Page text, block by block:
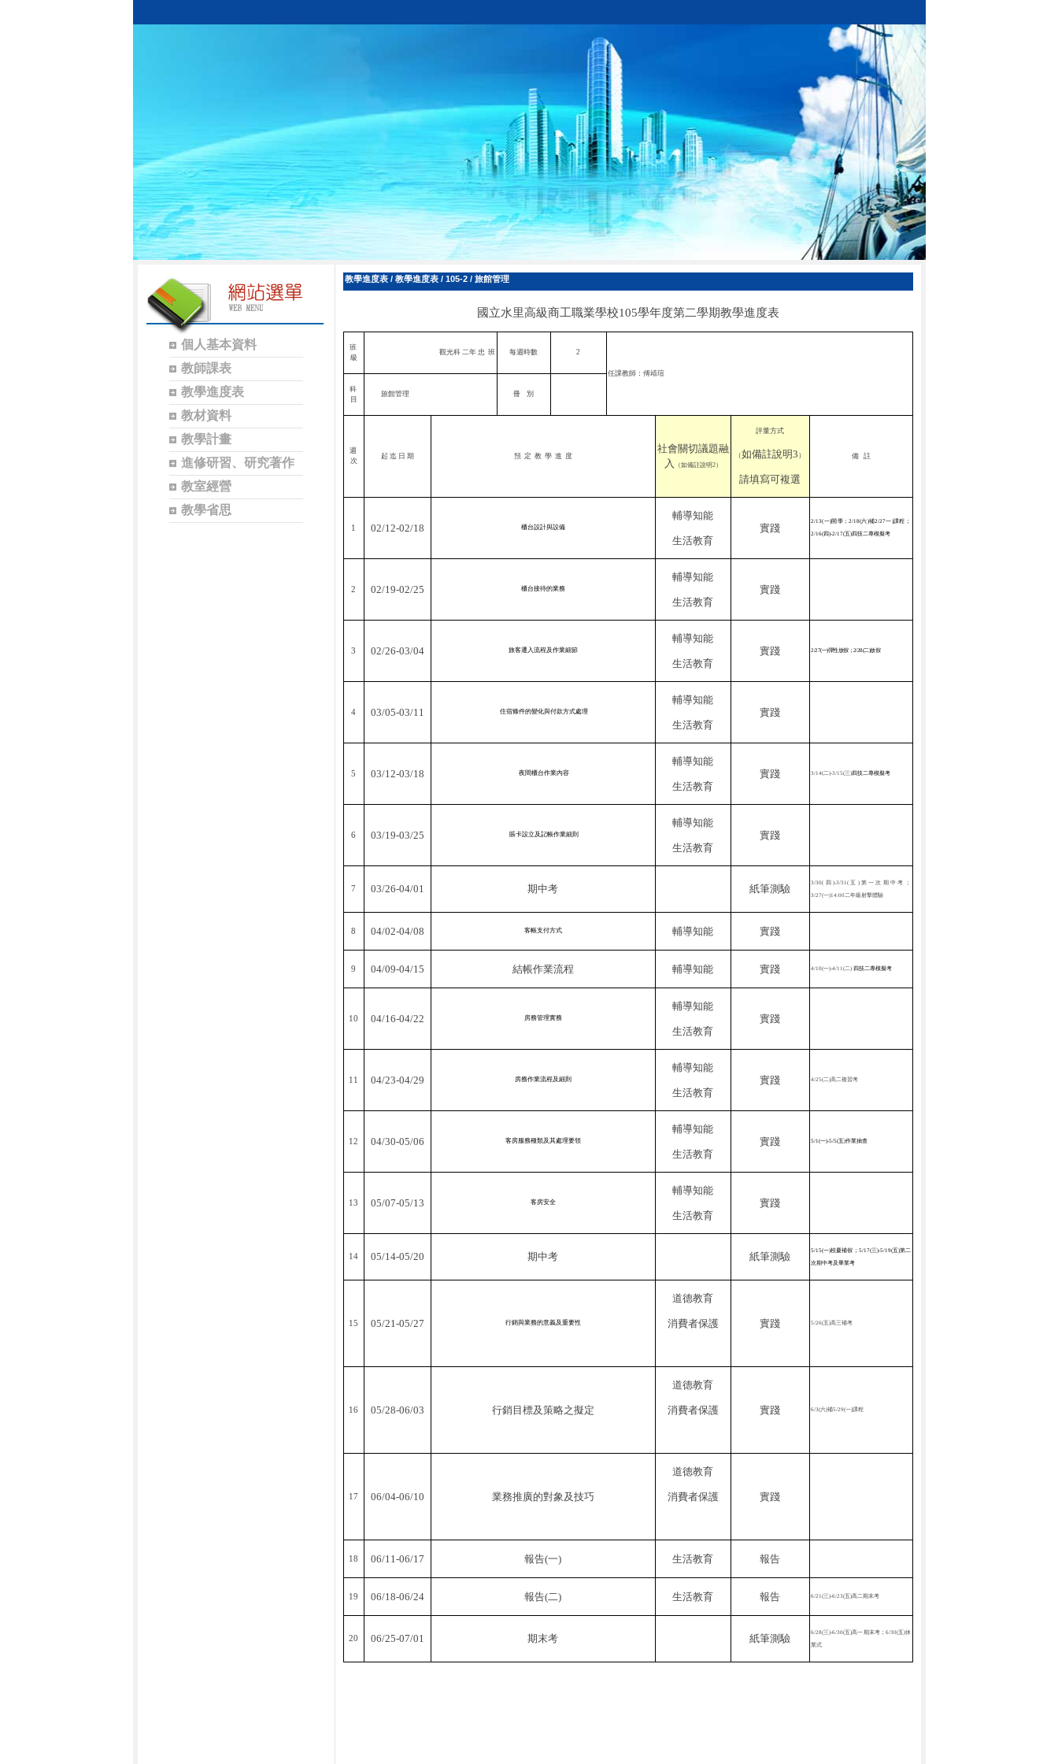
個人基本資料
教師課表
教學進度表
教材資料
教學計畫
進修研習、研究著作
教室經營
教學省思
教學進度表/ 教學進度表/ 105-2/ 旅館管理
國立水里高級商工職業學校105學年度第二學期教學進度表
班
級
觀光科 二年 忠 班 每週時數 2
任課教師：傅靖瑄
科
目
旅館管理 冊 別
週
次
起 迄 日 期 預 定 教 學 進 度
社會關切議題融
入
（如備註說明2）
評量方式
（如備註說明3 ）
請填寫可複選
備 註
1 02/12-02/18 櫃台設計與設備
輔導知能
生活教育
實踐
2/13(一)開學； 2/18(六)補2/27一)課程；
2/16(四)-2/17(五)四技二專模擬考
2 02/19-02/25 櫃台接待的業務
輔導知能
生活教育
實踐
3 02/26-03/04 旅客遷入流程及作業細節
輔導知能
生活教育
實踐 2/27(一)彈性放假； 2/28(二)放假
4 03/05-03/11 住宿條件的變化與付款方式處理
輔導知能
生活教育
實踐
5 03/12-03/18 夜間櫃台作業內容
輔導知能
生活教育
實踐 3/14(二)-3/15(三)四技二專模擬考
6 03/19-03/25 賬卡設立及記帳作業細則
輔導知能
生活教育
實踐
7 03/26-04/01 期中考 紙筆測驗
3/30( 四 )-3/31(五 )第一次期中考；
3/27(一)14:00二年級射擊體驗
8 04/02-04/08 客帳支付方式 輔導知能 實踐
9 04/09-04/15 結帳作業流程 輔導知能 實踐 4/10(一)-4/11(二) 四技二專模擬考
10 04/16-04/22 房務管理實務
輔導知能
生活教育
實踐
11 04/23-04/29 房務作業流程及細則
輔導知能
生活教育
實踐 4/25(二)高二複習考
12 04/30-05/06 客房服務種類及其處理要領
輔導知能
生活教育
實踐 5/1(一)-5/5(五)作業抽查
13 05/07-05/13 客房安全
輔導知能
生活教育
實踐
14 05/14-05/20 期中考 紙筆測驗
5/15(一)校慶補假； 5/17(三)-5/19(五)第二
次期中考及畢業考
15 05/21-05/27 行銷與業務的意義及重要性
道德教育
消費者保護 實踐 5/26(五)高三補考
16 05/28-06/03 行銷目標及策略之擬定
道德教育
消費者保護 實踐 6/3(六)補5/29(一) 課程
17 06/04-06/10 業務推廣的對象及技巧
道德教育
消費者保護 實踐
18 06/11-06/17 報告(一) 生活教育 報告
19 06/18-06/24 報告(二) 生活教育 報告 6/21(三)-6/23(五)高二期末考
20 06/25-07/01 期末考 紙筆測驗
6/28(三)-6/30(五)高一期末考； 6/30(五 )休
業式